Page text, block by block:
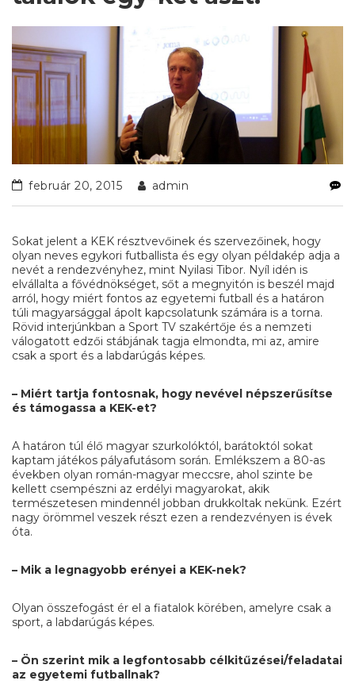
február 20, 2015 admin
Sokat jelent a KEK résztvevőinek és szervezőinek, hogy
olyan neves egykori futballista és egy olyan példakép adja a
nevét a rendezvényhez, mint Nyilasi Tibor. Nyíl idén is
elvállalta a fővédnökséget, sőt a megnyitón is beszél majd
arról, hogy miért fontos az egyetemi futball és a határon
túli magyarsággal ápolt kapcsolatunk számára is a torna.
Rövid interjúnkban a Sport TV szakértője és a nemzeti
válogatott edzői stábjának tagja elmondta, mi az, amire
csak a sport és a labdarúgás képes.
– Miért tartja fontosnak, hogy nevével népszerűsítse
és támogassa a KEK-et?
A határon túl élő magyar szurkolóktól, barátoktól sokat
kaptam játékos pályafutásom során. Emlékszem a 80-as
években olyan román-magyar meccsre, ahol szinte be
kellett csempészni az erdélyi magyarokat, akik
természetesen mindennél jobban drukkoltak nekünk. Ezért
nagy örömmel veszek részt ezen a rendezvényen is évek
óta.
– Mik a legnagyobb erényei a KEK-nek?
Olyan összefogást ér el a fiatalok körében, amelyre csak a
sport, a labdarúgás képes.
– Ön szerint mik a legfontosabb célkitűzései/feladatai
az egyetemi futballnak?